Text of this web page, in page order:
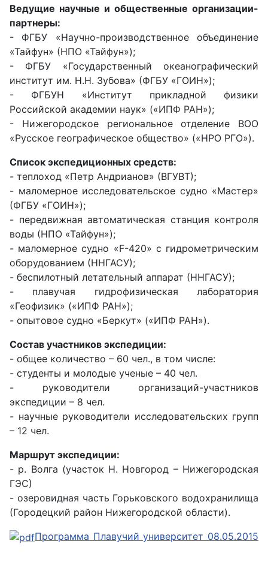
Ведущие научные и общественные организации-
партнеры:
- ФГБУ «Научно-производственное объединение
«Тайфун» (НПО «Тайфун»);
- ФГБУ «Государственный океанографический
институт им. Н.Н. Зубова» (ФГБУ «ГОИН»);
- ФГБУН «Институт прикладной физики
Российской академии наук» («ИПФ РАН»);
- Нижегородское региональное отделение ВОО
«Русское географическое общество» («НРО РГО»).
Список экспедиционных средств:
- теплоход «Петр Андрианов» (ВГУВТ);
- маломерное исследовательское судно «Мастер»
(ФГБУ «ГОИН»);
- передвижная автоматическая станция контроля
воды (НПО «Тайфун»);
- маломерное судно «F-420» с гидрометрическим
оборудованием (ННГАСУ);
- беспилотный летательный аппарат (ННГАСУ);
- плавучая гидрофизическая лаборатория
«Геофизик» («ИПФ РАН»);
- опытовое судно «Беркут» («ИПФ РАН»).
Состав участников экспедиции:
- общее количество – 60 чел., в том числе:
- студенты и молодые ученые – 40 чел.
- руководители организаций-участников
экспедиции – 8 чел.
- научные руководители исследовательских групп
– 12 чел.
Маршрут экспедиции:
- р. Волга (участок Н. Новгород – Нижегородская
ГЭС)
- озеровидная часть Горьковского водохранилища
(Городецкий район Нижегородской области).
Программа Плавучий университет 08.05.2015